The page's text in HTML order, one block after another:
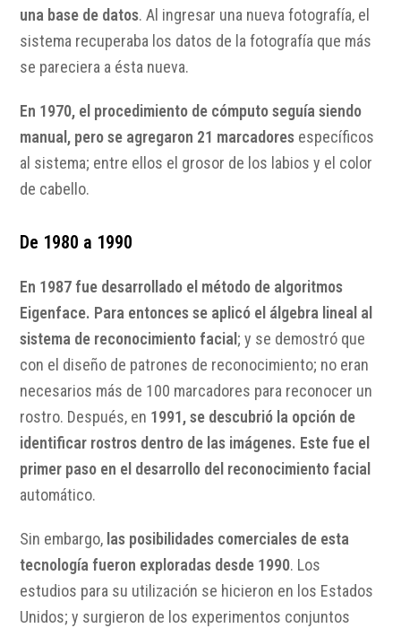
una base de datos. Al ingresar una nueva fotografía, el
sistema recuperaba los datos de la fotografía que más
se pareciera a ésta nueva.
En 1970, el procedimiento de cómputo seguía siendo
manual, pero se agregaron 21 marcadores específicos
al sistema; entre ellos el grosor de los labios y el color
de cabello.
De 1980 a 1990
En 1987 fue desarrollado el método de algoritmos
Eigenface. Para entonces se aplicó el álgebra lineal al
sistema de reconocimiento facial ; y se demostró que
con el diseño de patrones de reconocimiento; no eran
necesarios más de 100 marcadores para reconocer un
rostro. Después, en 1991, se descubrió la opción de
identificar rostros dentro de las imágenes. Este fue el
primer paso en el desarrollo del reconocimiento facial
automático.
Sin embargo, las posibilidades comerciales de esta
tecnología fueron exploradas desde 1990. Los
estudios para su utilización se hicieron en los Estados
Unidos; y surgieron de los experimentos conjuntos